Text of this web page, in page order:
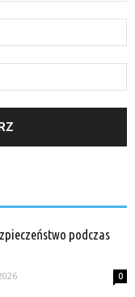
podczas
0